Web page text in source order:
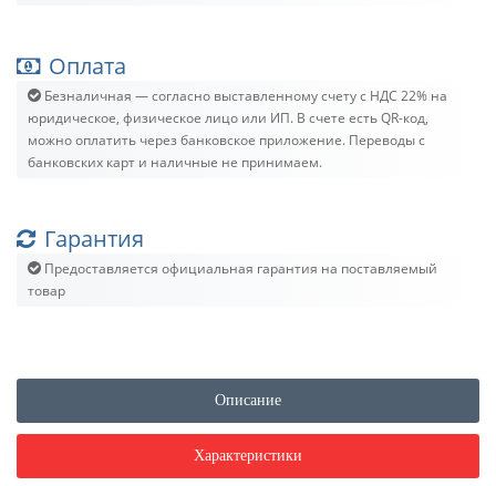
Оплата
Безналичная — согласно выставленному счету c НДС 22% на
юридическое, физическое лицо или ИП. В счете есть QR-код,
можно оплатить через банковское приложение. Переводы с
банковских карт и наличные не принимаем.
Гарантия
Предоставляется официальная гарантия на поставляемый
товар
Описание
Характеристики